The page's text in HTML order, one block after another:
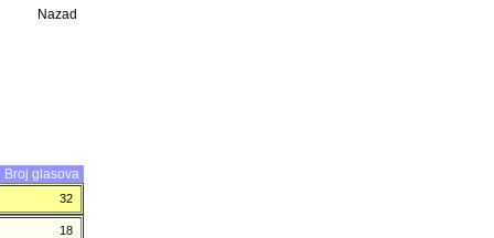
Nazad
Broj glasova
32
18